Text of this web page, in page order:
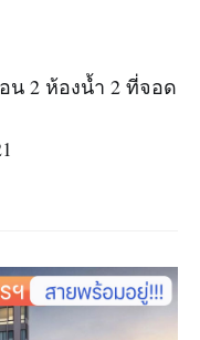
น 2 ห้องน้ำ 2 ที่จอด